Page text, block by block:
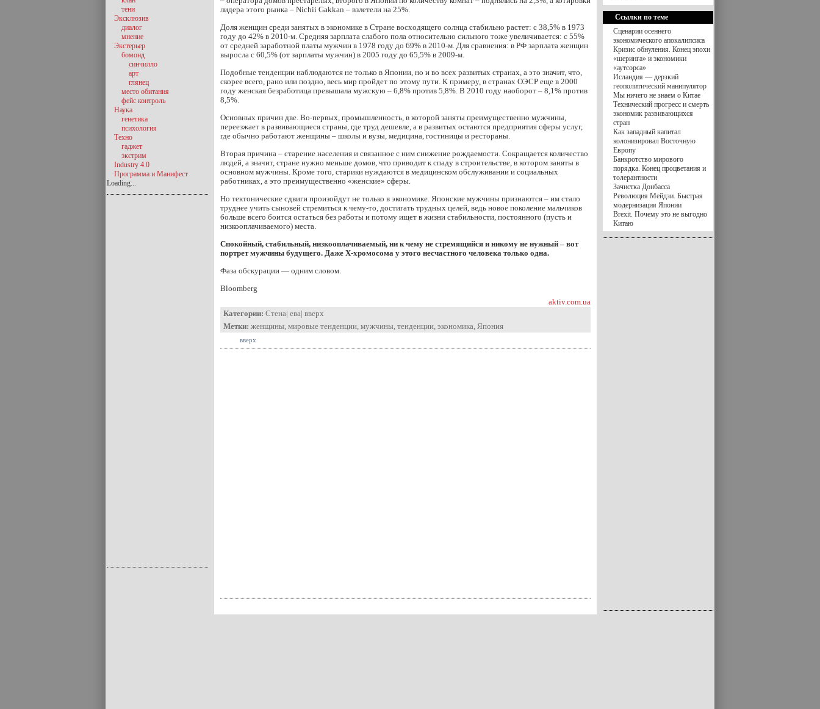
лидера этого рынка – Nichii Gakkan – взлетели на 25%.
Доля женщин среди занятых в экономике в Стране восходящего солнца стабильно растет: с 38,5% в 1973
году до 42% в 2010-м. Средняя зарплата слабого пола относительно сильного тоже увеличивается: с 55%
от средней заработной платы мужчин в 1978 году до 69% в 2010-м. Для сравнения: в РФ зарплата женщин
выросла с 60,5% (от зарплаты мужчин) в 2005 году до 65,5% в 2009-м.
Подобные тенденции наблюдаются не только в Японии, но и во всех развитых странах, а это значит, что,
скорее всего, рано или поздно, весь мир пройдет по этому пути. К примеру, в странах ОЭСР еще в 2000
году женская безработица превышала мужскую – 6,8% против 5,8%. В 2010 году наоборот – 8,1% против
8,5%.
Основных причин две. Во-первых, промышленность, в которой заняты преимущественно мужчины,
переезжает в развивающиеся страны, где труд дешевле, а в развитых остаются предприятия сферы услуг,
где обычно работают женщины – школы и вузы, медицина, гостиницы и рестораны.
Вторая причина – старение населения и связанное с ним снижение рождаемости. Сокращается количество
людей, а значит, стране нужно меньше домов, что приводит к спаду в строительстве, в котором заняты в
основном мужчины. Кроме того, старики нуждаются в медицинском обслуживании и социальных
работниках, а это преимущественно «женские» сферы.
Но тектонические сдвиги произойдут не только в экономике. Японские мужчины признаются – им стало
труднее учить сыновей стремиться к чему-то, достигать трудных целей, ведь новое поколение мальчиков
больше всего боится остаться без работы и потому ищет в жизни стабильности, постоянного (пусть и
низкооплачиваемого) места.
Спокойный, стабильный, низкооплачиваемый, ни к чему не стремящийся и никому не нужный – вот
портрет мужчины будущего. Даже X-хромосома у этого несчастного человека только одна.
Фаза обскурации — одним словом.
Bloomberg
aktiv.com.ua
Категории: Стена| ева| вверх
Метки: женщины, мировые тенденции, мужчины, тенденции, экономика, Япония
вверх
тени
Эксклюзив
диалог
мнение
Экстерьер
бомонд
синчилло
арт
глянец
место обитания
фейс контроль
Наука
генетика
психология
Техно
гаджет
экстрим
Industry 4.0
Программа и Манифест
Loading...
Ссылки по теме
Сценарии осеннего
экономического апокалипсиса
Кризис обнуления. Конец эпохи
«шеринга» и экономики
«аутсорса»
Исландия — дерзкий
геополитический манипулятор
Мы ничего не знаем о Китае
Технический прогресс и смерть
экономик развивающихся
стран
Как западный капитал
колонизировал Восточную
Европу
Банкротство мирового
порядка. Конец процветания и
толерантности
Зачистка Донбасса
Революция Мейдзи. Быстрая
модернизация Японии
Brexit. Почему это не выгодно
Китаю